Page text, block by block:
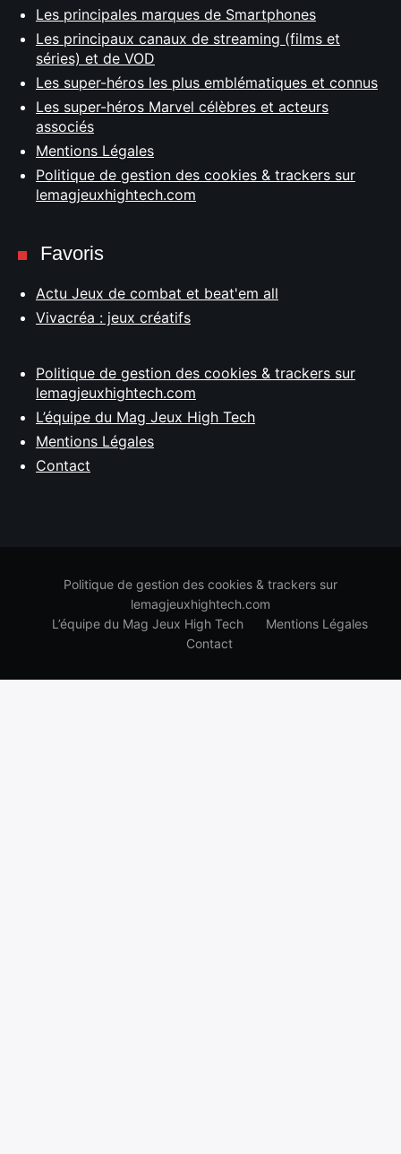
Les principales marques de Smartphones
Les principaux canaux de streaming (films et
séries) et de VOD
Les super-héros les plus emblématiques et connus
Les super-héros Marvel célèbres et acteurs
associés
Mentions Légales
Politique de gestion des cookies & trackers sur
lemagjeuxhightech.com
Favoris
Actu Jeux de combat et beat'em all
Vivacréa : jeux créatifs
Politique de gestion des cookies & trackers sur
lemagjeuxhightech.com
L’équipe du Mag Jeux High Tech
Mentions Légales
Contact
Politique de gestion des cookies & trackers sur
lemagjeuxhightech.com
L’équipe du Mag Jeux High Tech
Mentions Légales
Contact